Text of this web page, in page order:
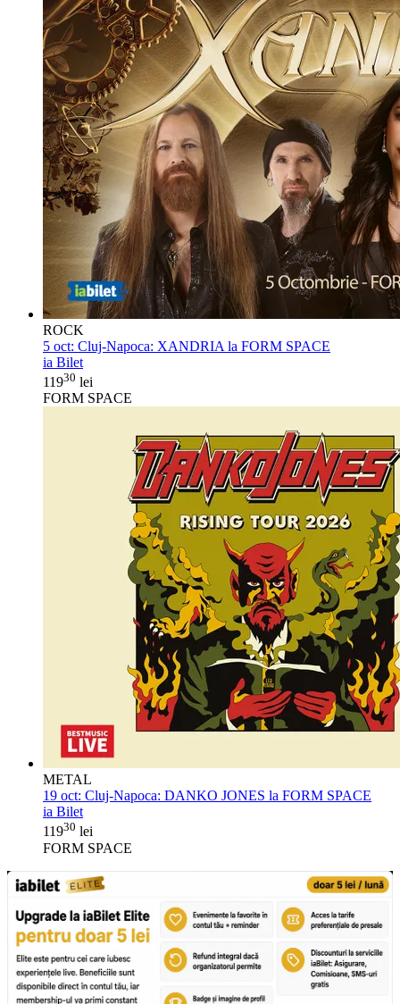
ROCK
5 oct: Cluj-Napoca: XANDRIA la FORM SPACE
ia Bilet
11930 lei
FORM SPACE
METAL
19 oct: Cluj-Napoca: DANKO JONES la FORM SPACE
ia Bilet
11930 lei
FORM SPACE